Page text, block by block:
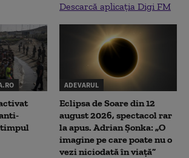
Descarcă aplicația Digi FM
ADEVARUL
Eclipsa de Soare din 12
august 2026, spectacol rar
la apus. Adrian Șonka: „O
imagine pe care poate nu o
vezi niciodată în viață”